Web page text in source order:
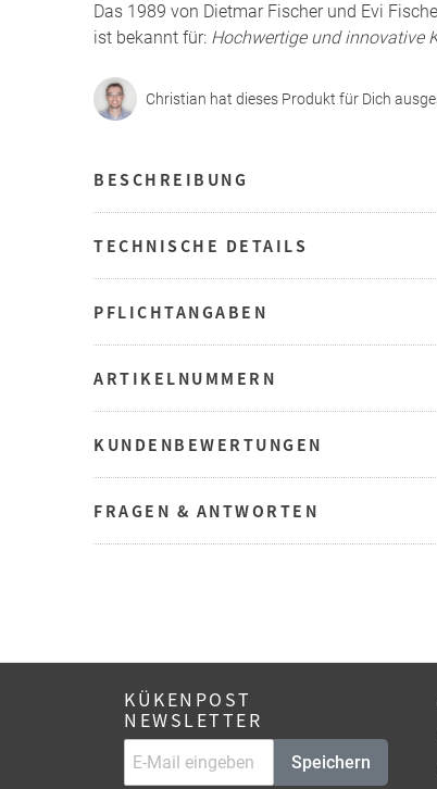
Das 1989 von Dietmar Fischer und Evi
ist bekannt für: Hochwertige und innovative
Christian hat dieses Produkt für Dich
BESCHREIBUNG
TECHNISCHE DETAILS
PFLICHTANGABEN
ARTIKELNUMMERN
KUNDENBEWERTUNGEN
FRAGEN & ANTWORTEN
KÜKENPOST
NEWSLETTER
Speichern